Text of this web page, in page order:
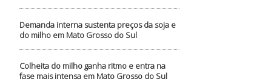
Demanda interna sustenta preços da soja e
do milho em Mato Grosso do Sul
Colheita do milho ganha ritmo e entra na
fase mais intensa em Mato Grosso do Sul